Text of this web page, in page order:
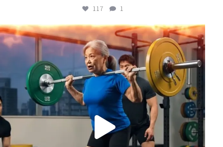
117 1
🌞【営業の新時代、到来！】
「電話をかけるのはAIの仕事」...
81 0